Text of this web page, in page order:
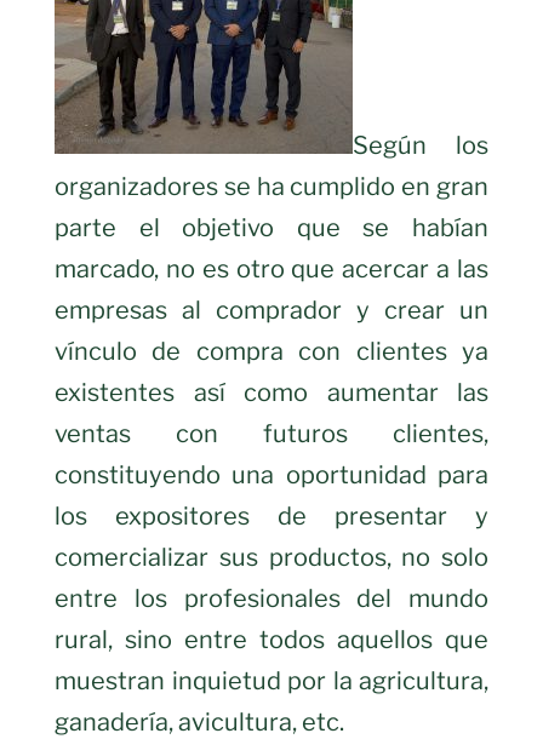
Según los
organizadores se ha cumplido en gran
parte el objetivo que se habían
marcado, no es otro que acercar a las
empresas al comprador y crear un
vínculo de compra con clientes ya
existentes así como aumentar las
ventas con futuros clientes,
constituyendo una oportunidad para
los expositores de presentar y
comercializar sus productos, no solo
entre los profesionales del mundo
rural, sino entre todos aquellos que
muestran inquietud por la agricultura,
ganadería, avicultura, etc.